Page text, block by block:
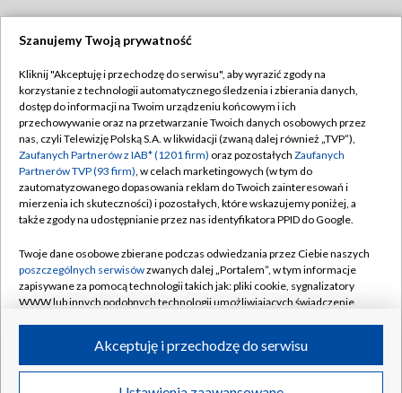
TVP
Abonament TVP
Emisja w TVP
Centrum informacji TVP
Naziemna Telewizja Cyfrowa
Rada Programowa
System NOS
Informacje o nadawcy
Program dla prasy
Regulamin TVP
Polityka prywatności
Moje zgody
Pomoc
Kontakt
Kanały
©2026 Telewizja Polska S.A. w likwidacji
Szanujemy Twoją prywatność
Kliknij "Akceptuję i przechodzę do serwisu", aby wyrazić zgody na
korzystanie z technologii automatycznego śledzenia i zbierania danych,
dostęp do informacji na Twoim urządzeniu końcowym i ich
przechowywanie oraz na przetwarzanie Twoich danych osobowych przez
nas, czyli Telewizję Polską S.A. w likwidacji (zwaną dalej również „TVP”),
Zaufanych Partnerów z IAB* (1201 firm) oraz pozostałych Zaufanych
Partnerów TVP (93 firm), w celach marketingowych (w tym do
zautomatyzowanego dopasowania reklam do Twoich zainteresowań i
mierzenia ich skuteczności) i pozostałych, które wskazujemy poniżej, a
także zgody na udostępnianie przez nas identyfikatora PPID do Google.
Twoje dane osobowe zbierane podczas odwiedzania przez Ciebie naszych
poszczególnych serwisówzwanych dalej „Portalem”, w tym informacje
zapisywane za pomocą technologii takich jak: pliki cookie, sygnalizatory
WWW lub innych podobnych technologii umożliwiających świadczenie
ruchu w Internecie.
Twoje dane osobowe zbierane podczas odwiedzania przez Ciebie
Akceptuję i przechodzę do serwisu